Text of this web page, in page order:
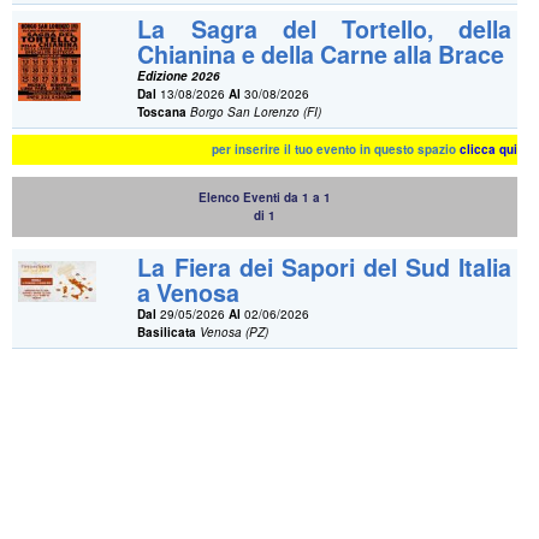
La Sagra del Tortello, della
Chianina e della Carne alla Brace
Edizione 2026
Dal 13/08/2026Al 30/08/2026
Toscana Borgo San Lorenzo (FI)
per inserire il tuo evento in questo spazioclicca qui
Elenco Eventi da 1 a 1
di 1
La Fiera dei Sapori del Sud Italia
a Venosa
Dal 29/05/2026Al 02/06/2026
Basilicata Venosa (PZ)